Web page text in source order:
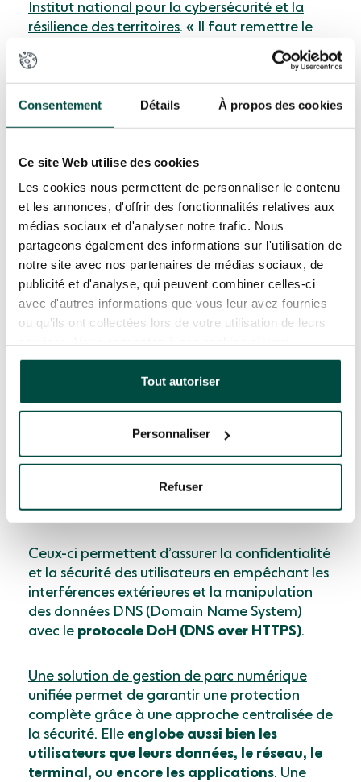
Consentement Détails À propos des cookies
Ce site Web utilise des cookies
Les cookies nous permettent de personnaliser le contenu
et les annonces, d'offrir des fonctionnalités relatives aux
médias sociaux et d'analyser notre trafic. Nous
partageons également des informations sur l'utilisation de
notre site avec nos partenaires de médias sociaux, de
publicité et d'analyse, qui peuvent combiner celles-ci
avec d'autres informations que vous leur avez fournies
ou qu'ils ont collectées lors de votre utilisation de leurs
continuez à utiliser notre site Web.
Tout autoriser
Personnaliser
Refuser
Institut national pour la ­cybersécurité et la
résilience des territoires. « Il faut remettre le
directeur général des services au centre, avec
l’élu qui doit donner la stratégie. »
Une question aussi stratégique que la ­c­­­
ybersécurité doit être envisagée dans tous les
transversal sur cette thématique
espaces existent pour ces échanges, de
l’association Coter numérique en passant par
le réseau des RSSI des collectivités. Ils
permettent de ­discuter des risques et des
mesures prises ou de se rassembler afin de
faire front commun.
Des outils pour assurer la
sécurité numérique
numérique des utilisateurs, d’autant plus alors
que les appareils gagnent de plus en plus en
mobilité.
Ceux-ci permettent d’assurer la confidentialité
et la sécurité des utilisateurs en empêchant les
interférences extérieures et la manipulation
des données DNS (Domain Name System)
avec le protocole DoH (DNS over HTTPS).
Une solution de gestion de parc numérique
unifiée permet de garantir une protection
complète grâce à une approche centralisée de
la sécurité. Elle englobe aussi bien les
utilisateurs que leurs données, le réseau, le
terminal, ou encore les applications. Une